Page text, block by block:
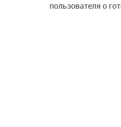
пользователя о